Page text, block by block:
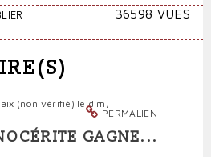
36598 VUES
PERMALIEN
(non vérifié) le dim,
GAGNE...